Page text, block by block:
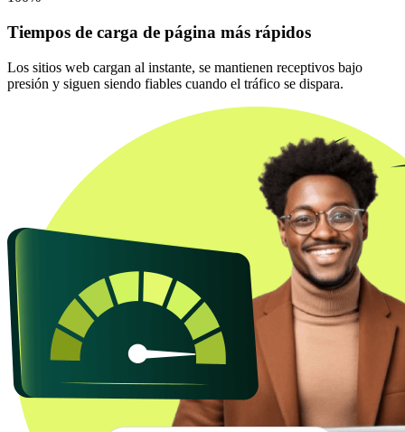
Tiempos de carga de página más rápidos
Los sitios web cargan al instante, se mantienen receptivos bajo
presión y siguen siendo fiables cuando el tráfico se dispara.